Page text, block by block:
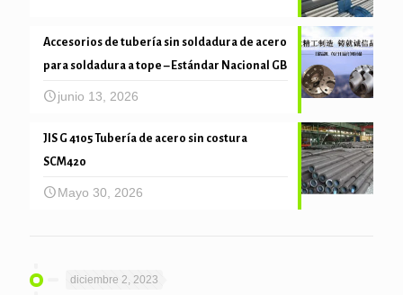
Accesorios de tubería sin soldadura de acero
para soldadura a tope – Estándar Nacional GB
junio 13, 2026
JIS G 4105 Tubería de acero sin costura
SCM420
Mayo 30, 2026
diciembre 2, 2023